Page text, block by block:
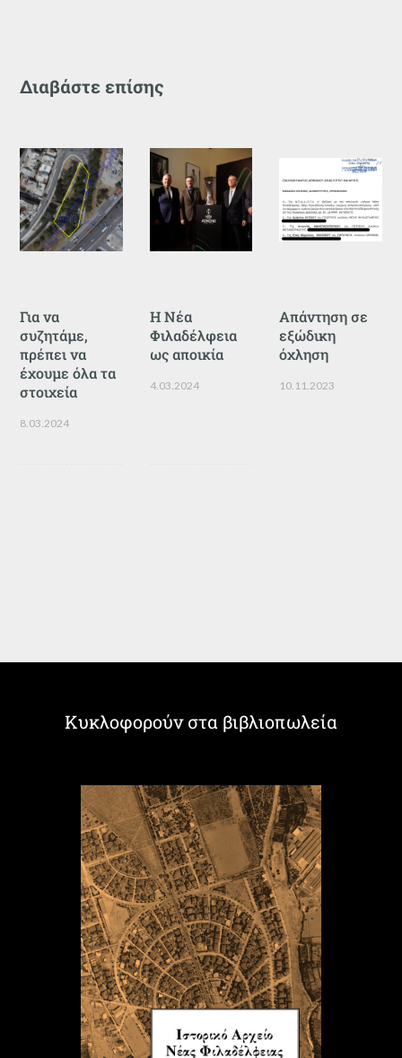
Διαβάστε επίσης
Για να
συζητάμε,
πρέπει να
έχουμε όλα τα
στοιχεία
8.03.2024
Η Νέα
Φιλαδέλφεια
ως αποικία
4.03.2024
Απάντηση σε
εξώδικη
όχληση
10.11.2023
Κυκλοφορούν στα βιβλιοπωλεία